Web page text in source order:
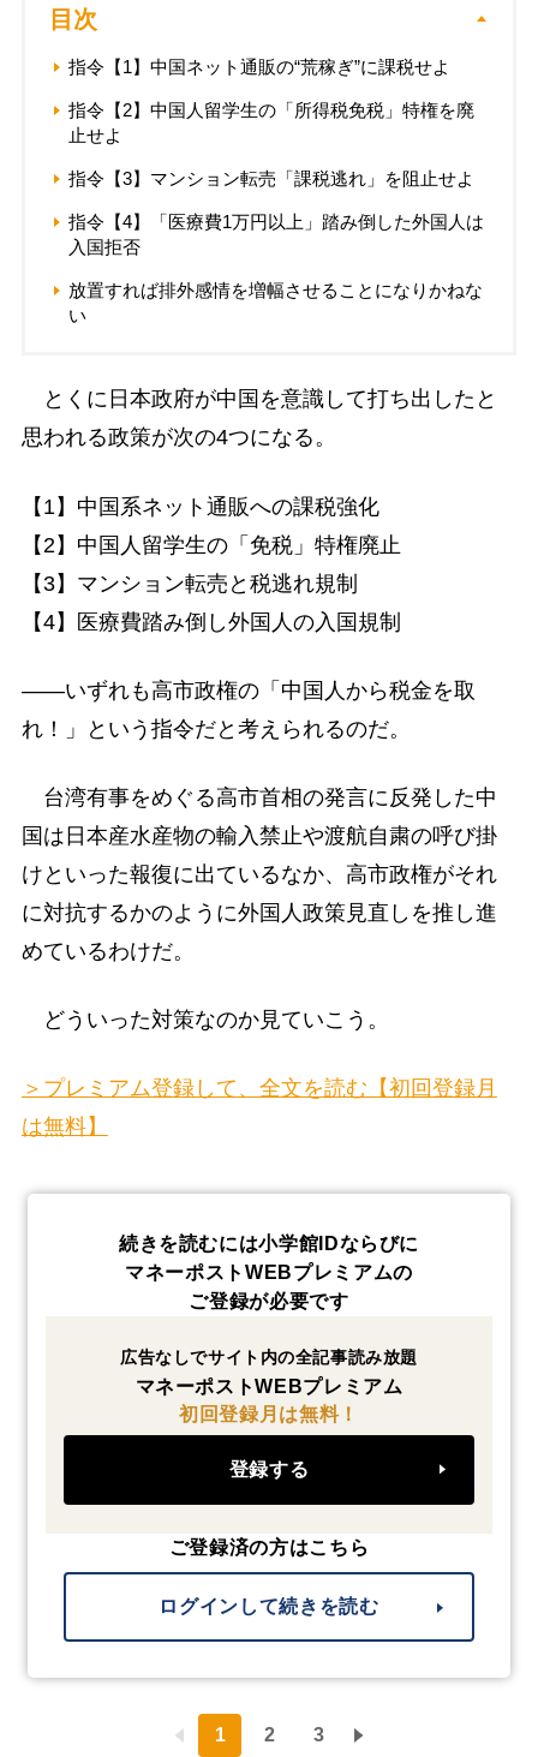
目次
指令【1】中国ネット通販の“荒稼ぎ”に課税せよ
指令【2】中国人留学生の「所得税免税」特権を廃
止せよ
指令【3】マンション転売「課税逃れ」を阻止せよ
指令【4】「医療費1万円以上」踏み倒した外国人は
入国拒否
放置すれば排外感情を増幅させることになりかねな
い
とくに日本政府が中国を意識して打ち出したと
思われる政策が次の4つになる。
【1】中国系ネット通販への課税強化
【2】中国人留学生の「免税」特権廃止
【3】マンション転売と税逃れ規制
【4】医療費踏み倒し外国人の入国規制
――いずれも高市政権の「中国人から税金を取
れ！」という指令だと考えられるのだ。
台湾有事をめぐる高市首相の発言に反発した中
国は日本産水産物の輸入禁止や渡航自粛の呼び掛
けといった報復に出ているなか、高市政権がそれ
に対抗するかのように外国人政策見直しを推し進
めているわけだ。
どういった対策なのか見ていこう。
＞プレミアム登録して、全文を読む【初回登録月
は無料】
続きを読むには小学館IDならびに
マネーポストWEBプレミアムの
ご登録が必要です
広告なしでサイト内の全記事読み放題
マネーポストWEBプレミアム
初回登録月は無料！
登録する
ご登録済の方はこちら
ログインして続きを読む
1 2 3